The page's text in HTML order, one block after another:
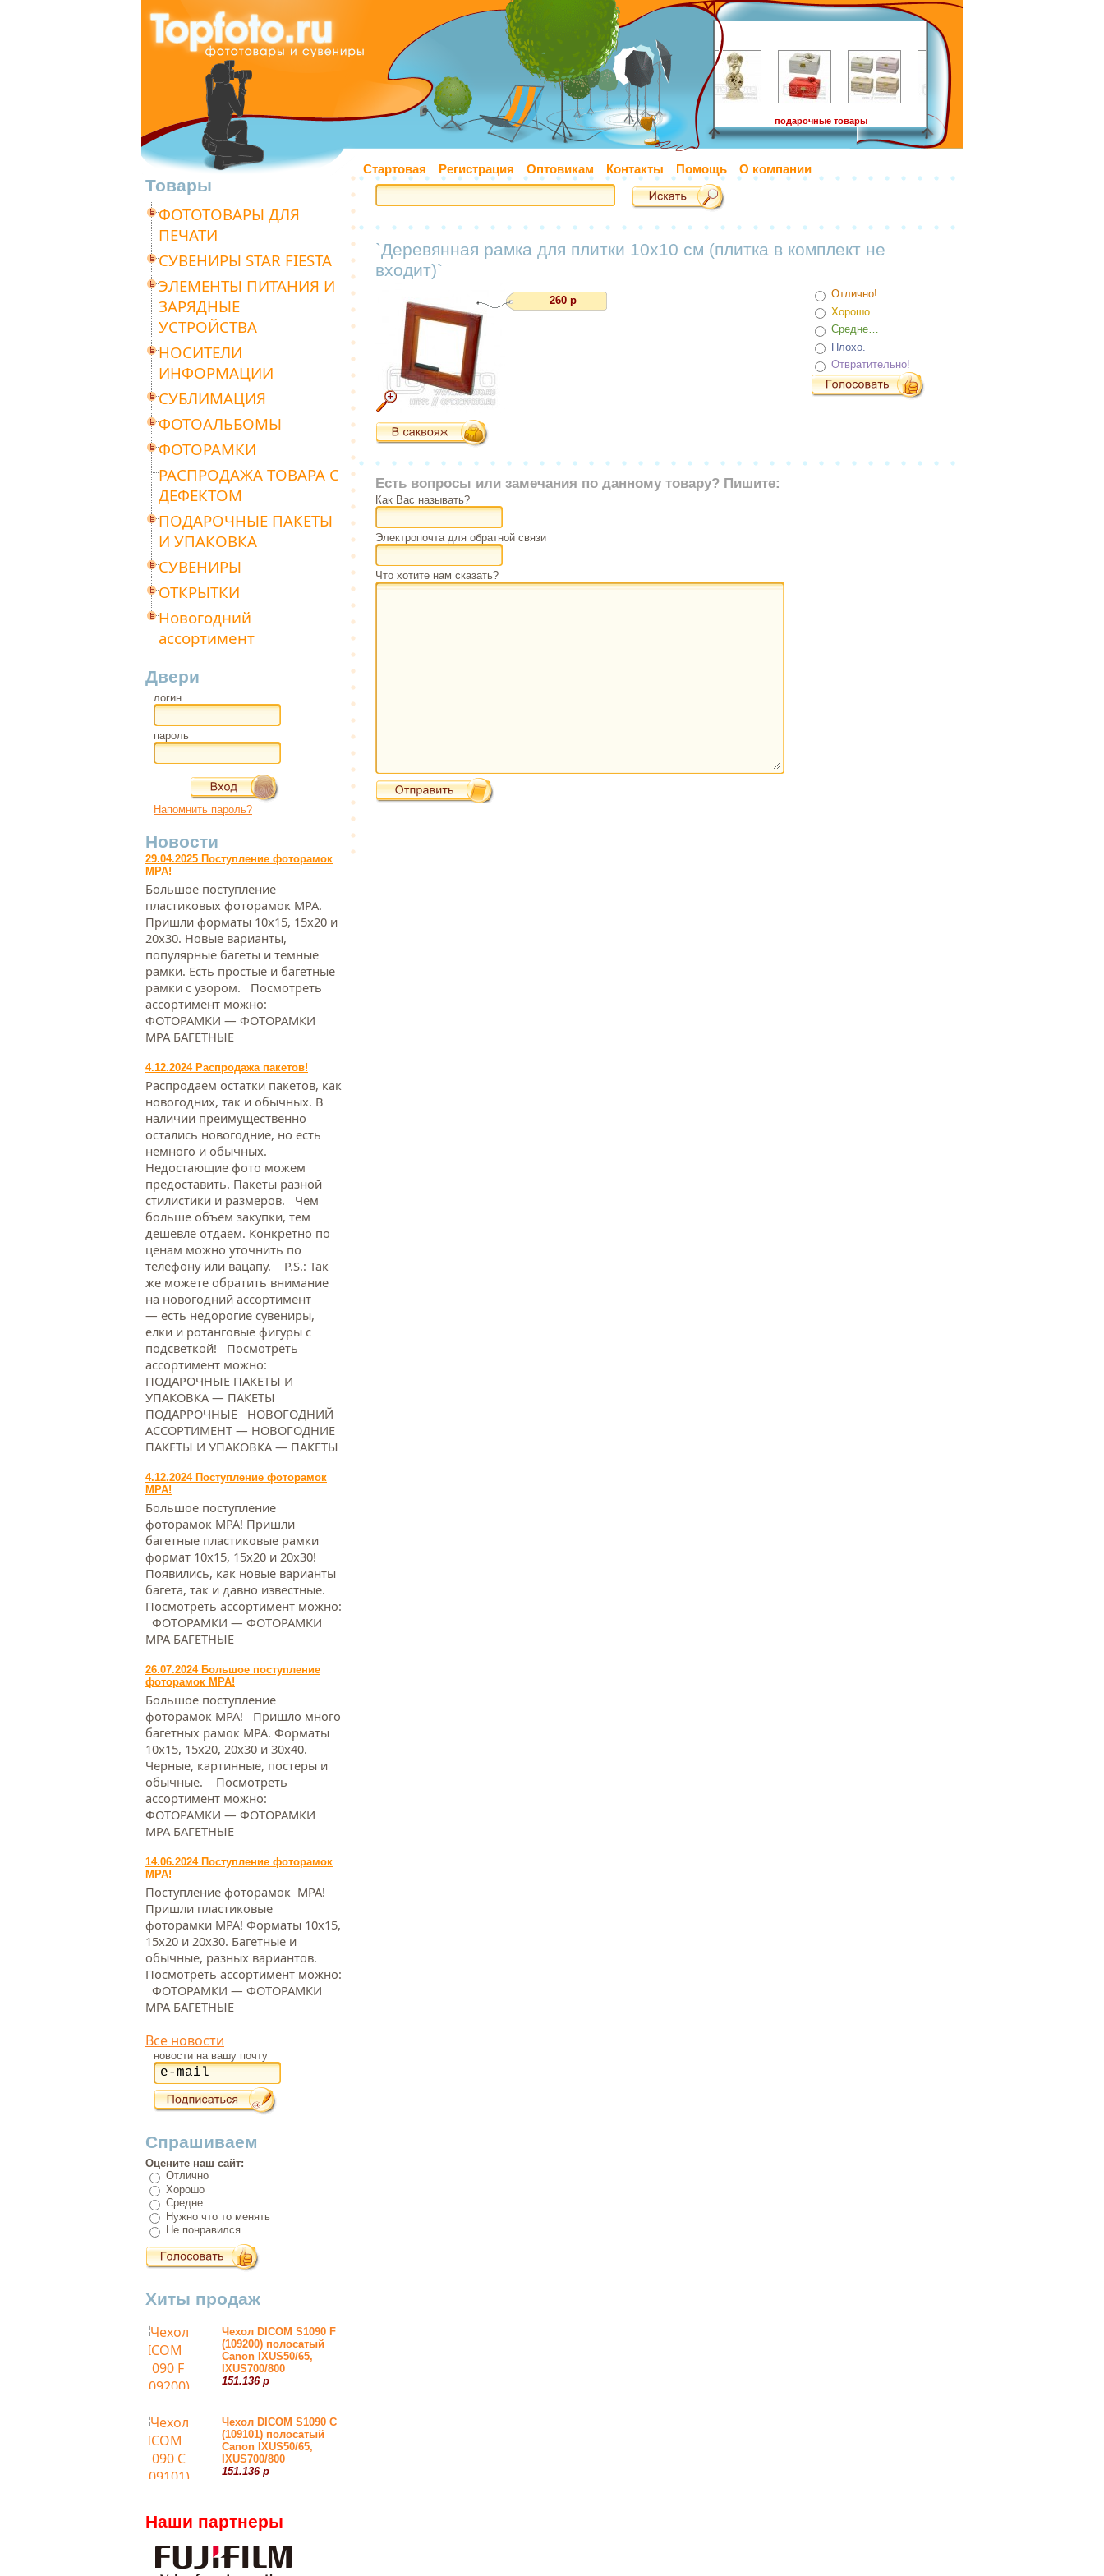
Стартовая Регистрация Оптовикам Контакты Помощь О компании
подарочные товары
Товары
ФОТОТОВАРЫ ДЛЯ
ПЕЧАТИ
СУВЕНИРЫ STAR FIESTA
ЭЛЕМЕНТЫ ПИТАНИЯ И
ЗАРЯДНЫЕ
УСТРОЙСТВА
НОСИТЕЛИ
ИНФОРМАЦИИ
СУБЛИМАЦИЯ
ФОТОАЛЬБОМЫ
ФОТОРАМКИ
РАСПРОДАЖА ТОВАРА С
ДЕФЕКТОМ
ПОДАРОЧНЫЕ ПАКЕТЫ
И УПАКОВКА
СУВЕНИРЫ
ОТКРЫТКИ
Новогодний
ассортимент
Двери
логин
пароль
Напомнить пароль?
Новости
29.04.2025 Поступление фоторамок
МРА!
Большое поступление
пластиковых фоторамок МРА.
Пришли форматы 10х15, 15х20 и
20х30. Новые варианты,
популярные багеты и темные
рамки. Есть простые и багетные
рамки с узором. Посмотреть
ассортимент можно:
ФОТОРАМКИ — ФОТОРАМКИ
МРА БАГЕТНЫЕ
4.12.2024 Распродажа пакетов!
Распродаем остатки пакетов, как
новогодних, так и обычных. В
наличии преимущественно
остались новогодние, но есть
немного и обычных.
Недостающие фото можем
предоставить. Пакеты разной
стилистики и размеров. Чем
больше объем закупки, тем
дешевле отдаем. Конкретно по
ценам можно уточнить по
телефону или вацапу. Р.S.: Так
же можете обратить внимание
на новогодний ассортимент
— есть недорогие сувениры,
елки и ротанговые фигуры с
подсветкой! Посмотреть
ассортимент можно:
ПОДАРОЧНЫЕ ПАКЕТЫ И
УПАКОВКА — ПАКЕТЫ
ПОДАРРОЧНЫЕ НОВОГОДНИЙ
АССОРТИМЕНТ — НОВОГОДНИЕ
ПАКЕТЫ И УПАКОВКА — ПАКЕТЫ
4.12.2024 Поступление фоторамок
МРА!
Большое поступление
фоторамок МРА! Пришли
багетные пластиковые рамки
формат 10х15, 15х20 и 20х30!
Появились, как новые варианты
багета, так и давно известные.
Посмотреть ассортимент можно:
ФОТОРАМКИ — ФОТОРАМКИ
МРА БАГЕТНЫЕ
26.07.2024 Большое поступление
фоторамок МРА!
Большое поступление
фоторамок МРА! Пришло много
багетных рамок МРА. Форматы
10х15, 15х20, 20х30 и 30х40.
Черные, картинные, постеры и
обычные. Посмотреть
ассортимент можно:
ФОТОРАМКИ — ФОТОРАМКИ
МРА БАГЕТНЫЕ
14.06.2024 Поступление фоторамок
МРА!
Поступление фоторамок МРА!
Пришли пластиковые
фоторамки МРА! Форматы 10х15,
15х20 и 20х30. Багетные и
обычные, разных вариантов.
Посмотреть ассортимент можно:
ФОТОРАМКИ — ФОТОРАМКИ
МРА БАГЕТНЫЕ
Все новости
новости на вашу почту
Спрашиваем
Оцените наш сайт:
Отлично
Хорошо
Средне
Нужно что то менять
Не понравился
Хиты продаж
Чехол DICOM S1090 F
(109200) полосатый
Canon IXUS50/65,
IXUS700/800
151.136 р
Чехол DICOM S1090 С
(109101) полосатый
Canon IXUS50/65,
IXUS700/800
151.136 р
Наши партнеры
`Деревянная рамка для плитки 10х10 см (плитка в комплект не
входит)`
260 р
Отлично!
Хорошо.
Средне…
Плохо.
Отвратительно!
Есть вопросы или замечания по данному товару? Пишите:
Как Вас называть?
Электропочта для обратной связи
Что хотите нам сказать?